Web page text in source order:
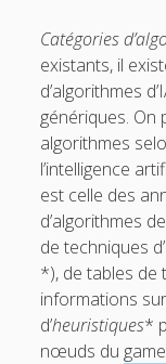
Catégories
existants, il
d’algorithmes
génériques. On
algorithmes
l’intelligence
est celle des
d’algorithmes
de techniques
*), de tables de
informations
d’heuristiques*
nœuds du